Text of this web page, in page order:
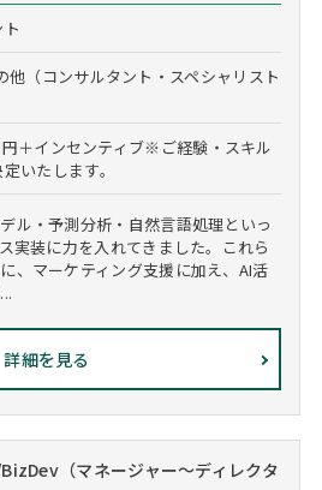
他（コンサルタント・スペシャリスト
＋インセンティブ※ご経験・スキル
いたします。
ル・予測分析・自然言語処理といっ
実装に力を入れてきました。これら
、マーケティング支援に加え、AI活
詳細を見る
（マネージャー～ディレクタ